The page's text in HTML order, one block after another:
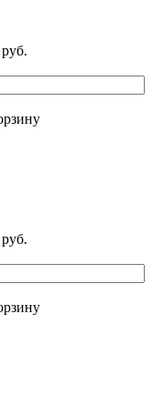
руб.
руб.